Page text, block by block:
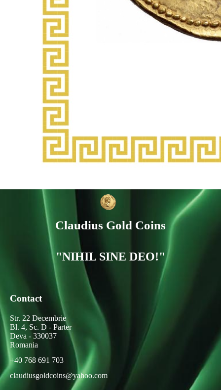
Claudius Gold Coins
"NIHIL SINE DEO!"
Contact
Str. 22 Decembrie
Bl. 4, Sc. D - Parter
Deva - 330037
Romania
+40 768 691 703
claudiusgoldcoins@yahoo.com